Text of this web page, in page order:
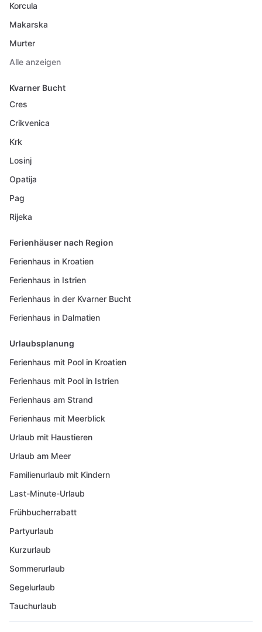
Korcula
Makarska
Murter
Alle anzeigen
Kvarner Bucht
Cres
Crikvenica
Krk
Losinj
Opatija
Pag
Rijeka
Ferienhäuser nach Region
Ferienhaus in Kroatien
Ferienhaus in Istrien
Ferienhaus in der Kvarner Bucht
Ferienhaus in Dalmatien
Urlaubsplanung
Ferienhaus mit Pool in Kroatien
Ferienhaus mit Pool in Istrien
Ferienhaus am Strand
Ferienhaus mit Meerblick
Urlaub mit Haustieren
Urlaub am Meer
Familienurlaub mit Kindern
Last-Minute-Urlaub
Frühbucherrabatt
Partyurlaub
Kurzurlaub
Sommerurlaub
Segelurlaub
Tauchurlaub